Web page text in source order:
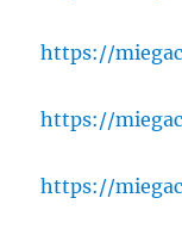
https://
https://
https://